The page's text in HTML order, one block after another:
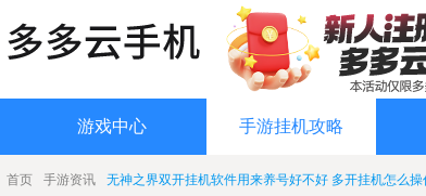
游戏中心 手游挂机攻略
首页 手游资讯 无神之界双开挂机软件用来养号好不好 多开挂机怎么操